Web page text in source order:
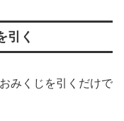
引く
みくじを引くだけで